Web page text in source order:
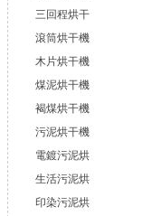
三回程烘干
滾筒烘干機
木片烘干機
煤泥烘干機
褐煤烘干機
污泥烘干機
電鍍污泥烘
生活污泥烘
印染污泥烘